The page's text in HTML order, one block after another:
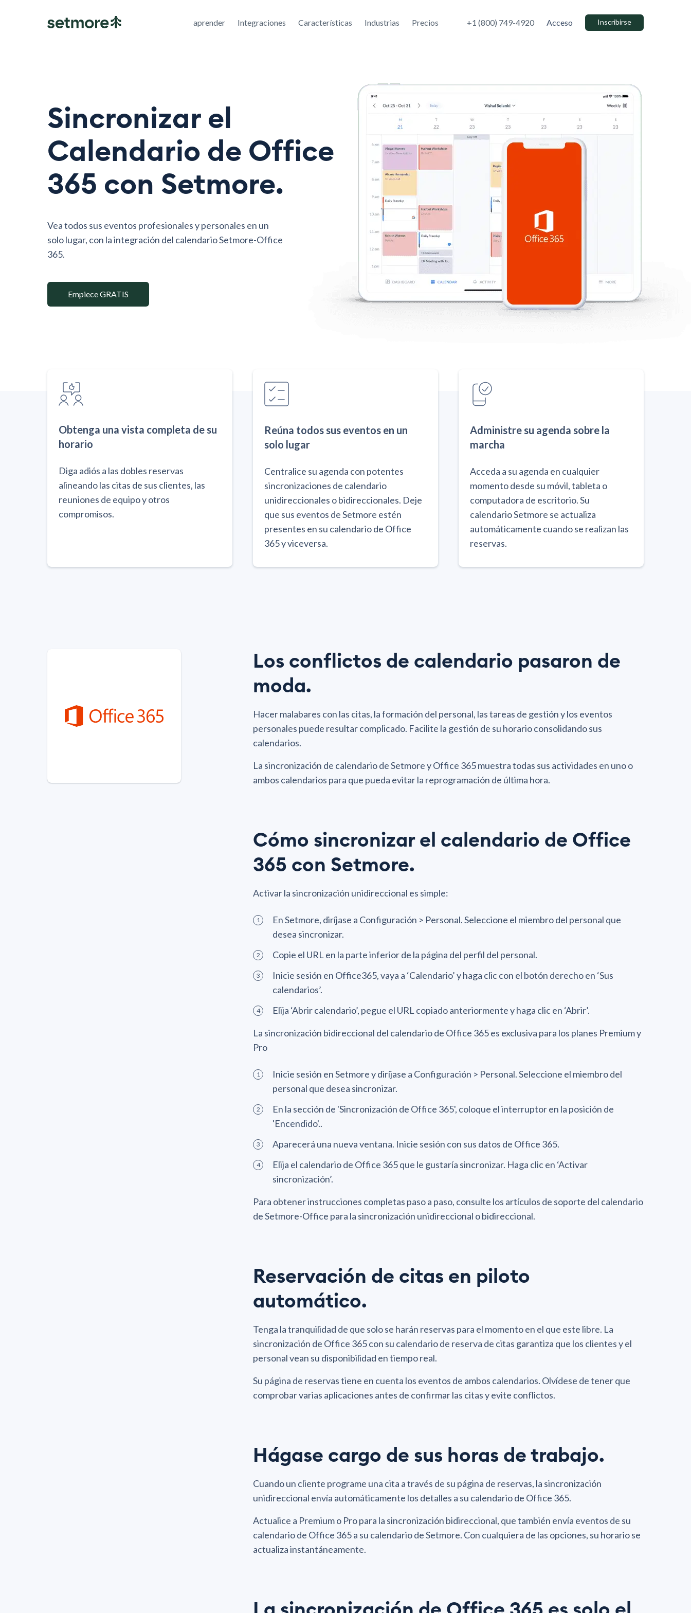
aprender Integraciones Características Industrias Precios +1 (800) 749-4920 Acceso Inscribirse
Sincronizar el
Calendario de Office
365 con Setmore.
Vea todos sus eventos profesionales y personales en un
solo lugar, con la integración del calendario Setmore-Office
365.
Empiece GRATIS
Obtenga una vista completa de su
horario
Diga adiós a las dobles reservas
alineando las citas de sus clientes, las
reuniones de equipo y otros
compromisos.
Reúna todos sus eventos en un
solo lugar
Centralice su agenda con potentes
sincronizaciones de calendario
unidireccionales o bidireccionales. Deje
que sus eventos de Setmore estén
presentes en su calendario de Office
365 y viceversa.
Administre su agenda sobre la
marcha
Acceda a su agenda en cualquier
momento desde su móvil, tableta o
computadora de escritorio. Su
calendario Setmore se actualiza
automáticamente cuando se realizan las
reservas.
Los conflictos de calendario pasaron de
moda.
Hacer malabares con las citas, la formación del personal, las tareas de gestión y los eventos
personales puede resultar complicado. Facilite la gestión de su horario consolidando sus
calendarios.
La sincronización de calendario de Setmore y Office 365 muestra todas sus actividades en uno o
ambos calendarios para que pueda evitar la reprogramación de última hora.
Cómo sincronizar el calendario de Office
365 con Setmore.
Activar la sincronización unidireccional es simple:
En Setmore, diríjase a Configuración > Personal. Seleccione el miembro del personal que
desea sincronizar.
Copie el URL en la parte inferior de la página del perfil del personal.
Inicie sesión en Office365, vaya a ‘Calendario’ y haga clic con el botón derecho en ‘Sus
calendarios’.
Elija ‘Abrir calendario’, pegue el URL copiado anteriormente y haga clic en ‘Abrir’.
La sincronización bidireccional del calendario de Office 365 es exclusiva para los planes Premium y
Pro
Inicie sesión en Setmore y diríjase a Configuración > Personal. Seleccione el miembro del
personal que desea sincronizar.
En la sección de 'Sincronización de Office 365', coloque el interruptor en la posición de
'Encendido'..
Aparecerá una nueva ventana. Inicie sesión con sus datos de Office 365.
Elija el calendario de Office 365 que le gustaría sincronizar. Haga clic en ‘Activar
sincronización’.
Para obtener instrucciones completas paso a paso, consulte los artículos de soporte del calendario
de Setmore-Office para la sincronización unidireccional o bidireccional.
Reservación de citas en piloto
automático.
Tenga la tranquilidad de que solo se harán reservas para el momento en el que este libre. La
sincronización de Office 365 con su calendario de reserva de citas garantiza que los clientes y el
personal vean su disponibilidad en tiempo real.
Su página de reservas tiene en cuenta los eventos de ambos calendarios. Olvídese de tener que
comprobar varias aplicaciones antes de confirmar las citas y evite conflictos.
Hágase cargo de sus horas de trabajo.
Cuando un cliente programe una cita a través de su página de reservas, la sincronización
unidireccional envía automáticamente los detalles a su calendario de Office 365.
Actualice a Premium o Pro para la sincronización bidireccional, que también envía eventos de su
calendario de Office 365 a su calendario de Setmore. Con cualquiera de las opciones, su horario se
actualiza instantáneamente.